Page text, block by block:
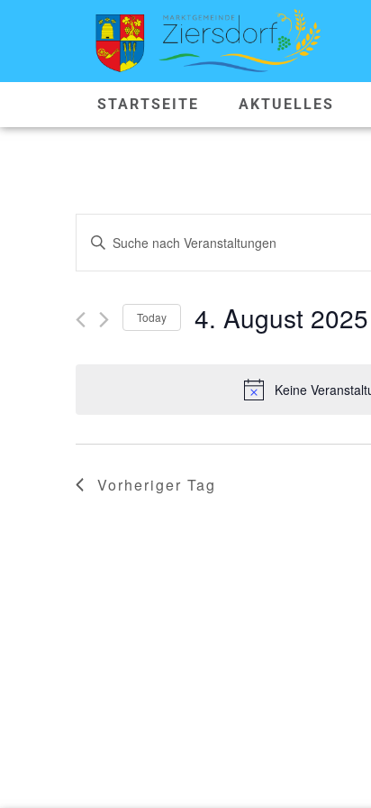
STARTSEITE AKTUELLES
Keine
SUCHE
UND
ANSICHTEN,
Geben
Sie
Schlüsselwort.
Veranstaltungen
Schlüsselwort.
Today 4. August 2025
Vorheriger Tag